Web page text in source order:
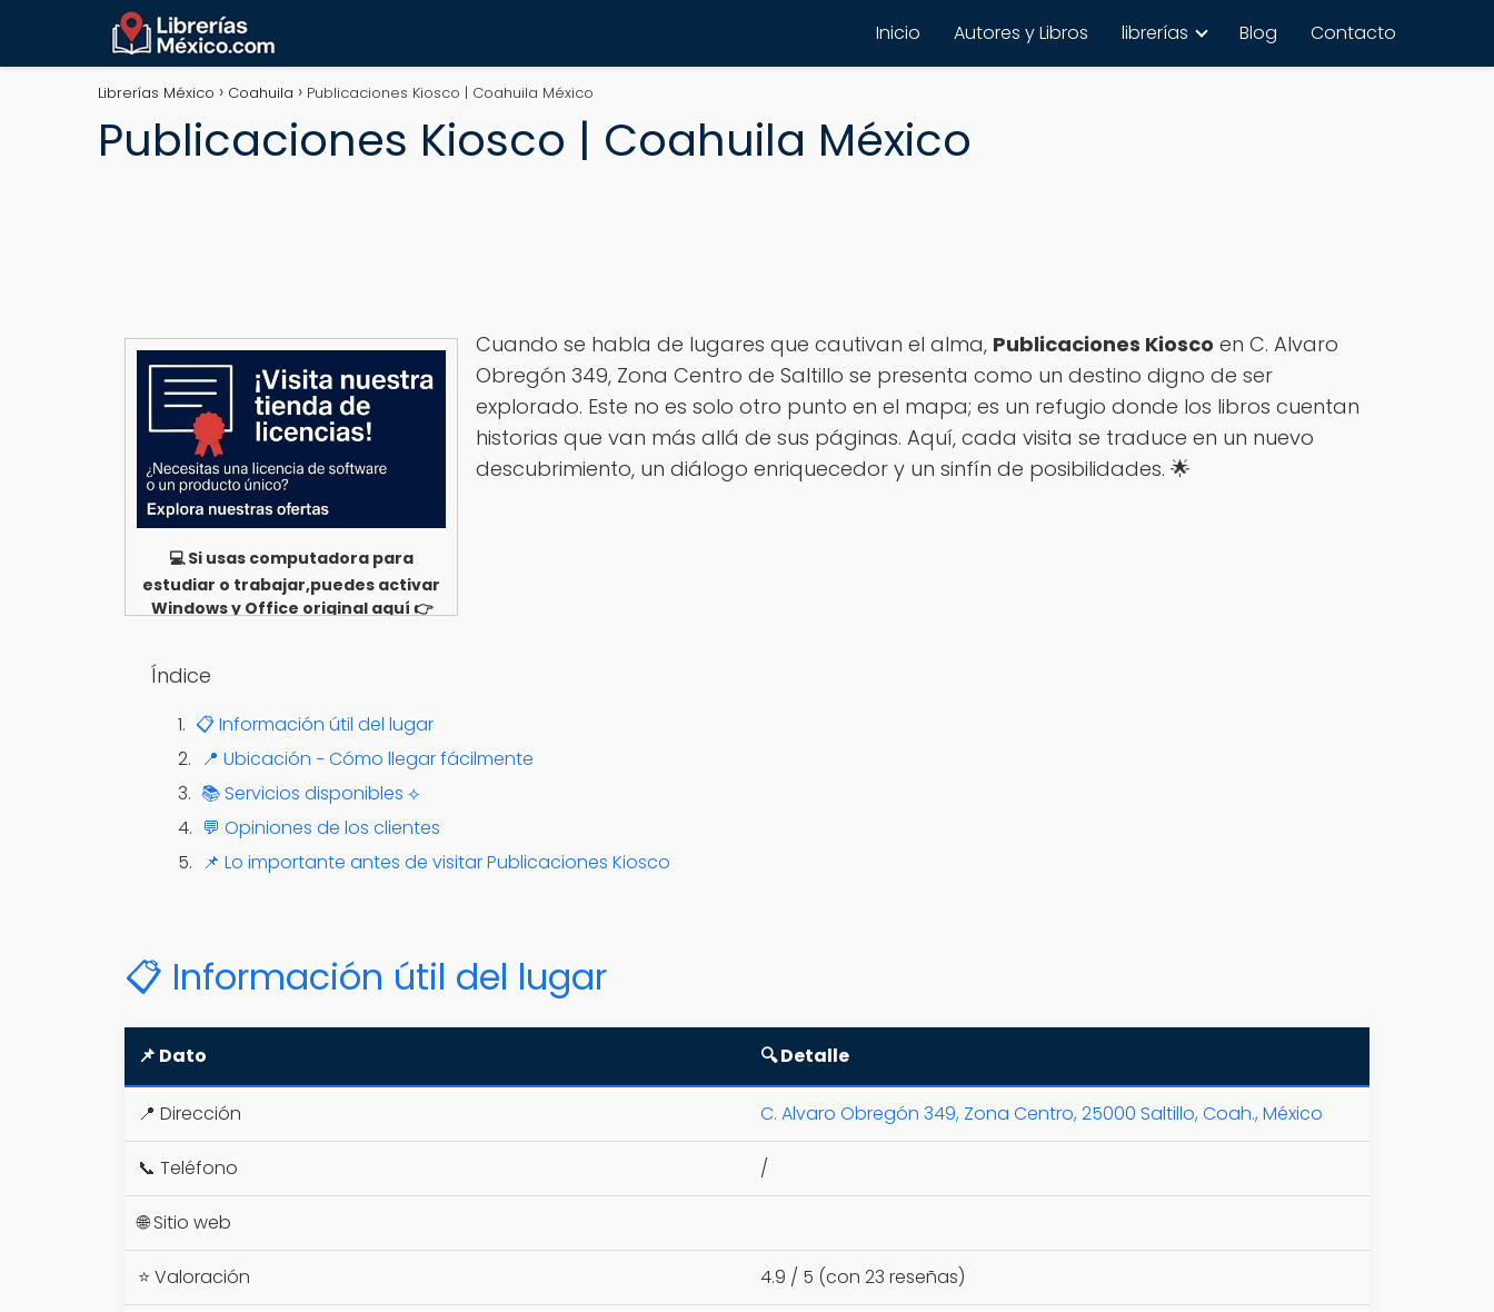
Inicio Autores y Libros librerías Blog Contacto
Librerías México Coahuila Publicaciones Kiosco | Coahuila México
Publicaciones Kiosco | Coahuila México
💻 Si usas computadora para
estudiar o trabajar,puedes activar
Windows y Office original aquí 👉
Cuando se habla de lugares que cautivan el alma, Publicaciones Kiosco en C. Alvaro
Obregón 349, Zona Centro de Saltillo se presenta como un destino digno de ser
explorado. Este no es solo otro punto en el mapa; es un refugio donde los libros cuentan
historias que van más allá de sus páginas. Aquí, cada visita se traduce en un nuevo
descubrimiento, un diálogo enriquecedor y un sinfín de posibilidades. 🌟
Índice
📋 Información útil del lugar
📍 Ubicación − Cómo llegar fácilmente
📚 Servicios disponibles ⟡
💬 Opiniones de los clientes
📌 Lo importante antes de visitar Publicaciones Kiosco
📋 Información útil del lugar
📌 Dato 🔍 Detalle
📍 Dirección C. Alvaro Obregón 349, Zona Centro, 25000 Saltillo, Coah., México
📞 Teléfono /
🌐 Sitio web
⭐ Valoración 4.9 / 5 (con 23 reseñas)